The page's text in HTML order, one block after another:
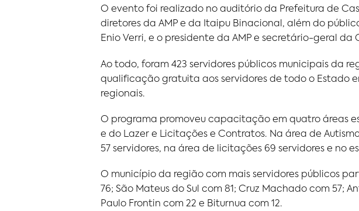
O evento foi realizado no auditório da Prefeitura de
diretores da AMP e da Itaipu Binacional, além do
Enio Verri, e o presidente da AMP e secretário-geral
Ao todo, foram 423 servidores públicos municipais da
qualificação gratuita aos servidores de todo o Estado
regionais.
O programa promoveu capacitação em quatro áreas
e do Lazer e Licitações e Contratos. Na área de
57 servidores, na área de licitações 69 servidores e no
O município da região com mais servidores públicos
76; São Mateus do Sul com 81; Cruz Machado com 57;
Paulo Frontin com 22 e Biturnua com 12.